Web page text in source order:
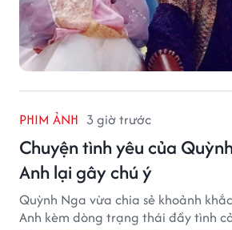
PHIM ẢNH 3 giờ trước
Chuyện tình yêu của
Anh lại gây chú ý
Quỳnh Nga vừa chia sẻ khoảnh
Anh kèm dòng trạng thái đầy tình